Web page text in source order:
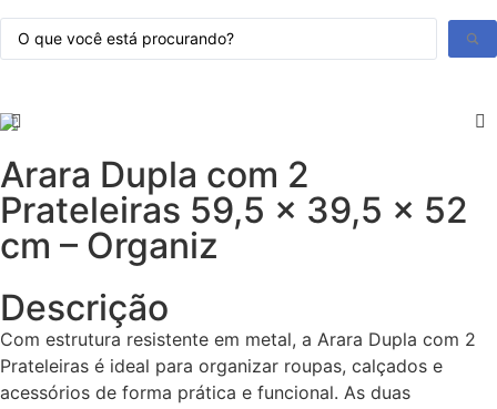
Arara Dupla com 2
Prateleiras 59,5 x 39,5 x 52
cm – Organiz
Descrição
Com estrutura resistente em metal, a Arara Dupla com 2
Prateleiras é ideal para organizar roupas, calçados e
acessórios de forma prática e funcional. As duas